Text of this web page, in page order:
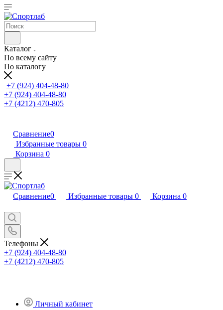
Каталог
По всему сайту
По каталогу
+7 (924) 404-48-80
+7 (924) 404-48-80
+7 (4212) 470-805
Сравнение0
Избранные товары 0
Корзина 0
Сравнение0 Избранные товары 0 Корзина 0
Телефоны
+7 (924) 404-48-80
+7 (4212) 470-805
Личный кабинет